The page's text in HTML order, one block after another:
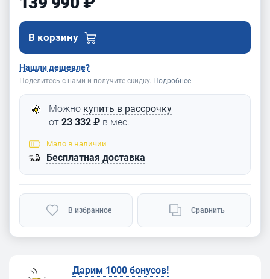
В корзину
Нашли дешевле?
Поделитесь с нами и получите скидку. Подробнее
Можно купить в рассрочку
от 23 332 ₽ в мес.
Мало в наличии
Бесплатная доставка
В избранное Сравнить
Дарим 1000 бонусов!